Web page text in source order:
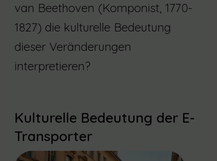
van Beethoven (Komponist, 1770-
1827) die kulturelle Bedeutung
dieser Veränderungen
interpretieren?
Kulturelle Bedeutung der E-
Transporter